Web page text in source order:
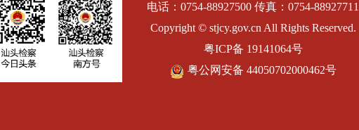
电话：0754-88927500 传真：0754-88927711
Copyright © stjcy.gov.cn All Rights Reserved.
粤ICP备 19141064号
粤公网安备 44050702000462号